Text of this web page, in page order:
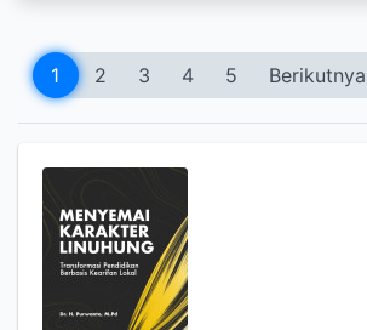
1 2 3 4 5 Berikutnya